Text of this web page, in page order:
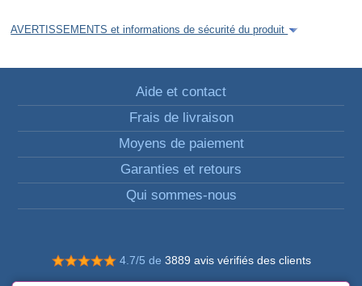
AVERTISSEMENTS et informations de sécurité du produit
Aide et contact
Frais de livraison
Moyens de paiement
Garanties et retours
Qui sommes-nous
4.7/5 de 3889 avis vérifiés des clients